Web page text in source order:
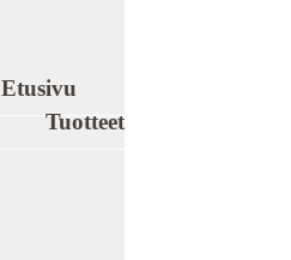
Etusivu
Tuotteet